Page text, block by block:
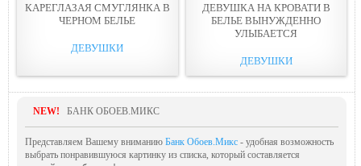
КАРЕГЛАЗАЯ СМУГЛЯНКА В
ЧЕРНОМ БЕЛЬE
ДЕВУШКИ
ДЕВУШКА НА КРОВАТИ В
БЕЛЬЕ ВЫНУЖДЕННО
УЛЫБАЕТСЯ
ДЕВУШКИ
NEW! БАНК ОБОЕВ.МИКС
Представляем Вашему вниманию Банк Обоев.Микс - удобная возможность
выбрать понравившуюся картинку из списка, который составляется